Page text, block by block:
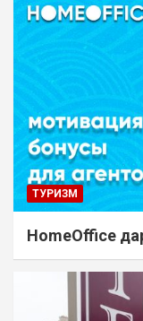
ТУРИЗМ
HomeOffice